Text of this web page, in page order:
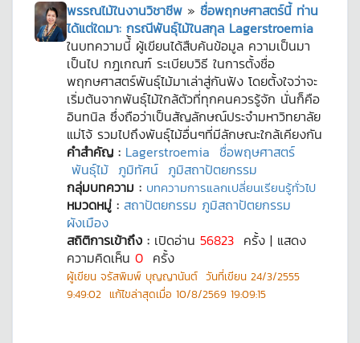
พรรณไม้ในงานวิชาชีพ » ชื่อพฤกษศาสตร์นี้ ท่าน
ได้แต่ใดมา: กรณีพันธุ์ไม้ในสกุล Lagerstroemia
ในบทความนี้้ ผู้เขียนได้สืบค้นข้อมูล ความเป็นมา
เป็นไป กฎเกณฑ์ ระเบียบวิธี ในการตั้งชื่อ
พฤกษศาสตร์พันธุ์ไม้มาเล่าสู่กันฟัง โดยตั้งใจว่าจะ
เริ่มต้นจากพันธุ์ไม้ใกล้ตัวที่ทุกคนควรรู้จัก นั่นก็คือ
อินทนิล ซึ่งถือว่าเป็นสัญลักษณ์ประจำมหาวิทยาลัย
แม่โจ้ รวมไปถึงพันธุ์ไม้อื่นๆที่มีลักษณะใกล้เคียงกัน
คำสำคัญ : Lagerstroemia ชื่อพฤษศาสตร์
พันธุ์ไม้ ภูมิทัศน์ ภูมิสถาปัตยกรรม
กลุ่มบทความ : บทความการแลกเปลี่ยนเรียนรู้ทั่วไป
หมวดหมู่ : สถาปัตยกรรม ภูมิสถาปัตยกรรม
ผังเมือง
สถิติการเข้าถึง : เปิดอ่าน 56823 ครั้ง | แสดง
ความคิดเห็น 0 ครั้ง
ผู้เขียน จรัสพิมพ์ บุญญานันต์ วันที่เขียน 24/3/2555
9:49:02 แก้ไขล่าสุดเมื่อ 10/8/2569 19:09:15